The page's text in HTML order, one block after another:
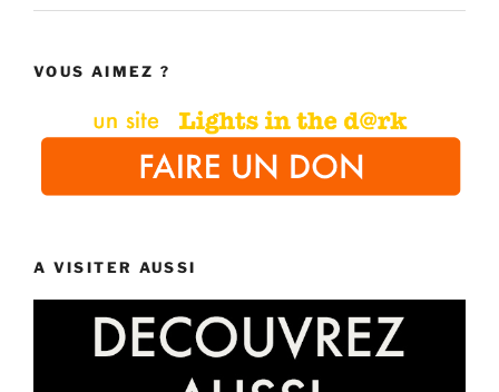
VOUS AIMEZ ?
A VISITER AUSSI